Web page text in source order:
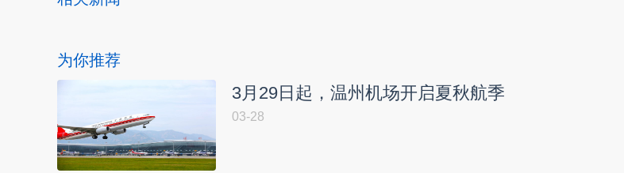
为你推荐
3月29日起，温州机场开启夏秋航季
03-28